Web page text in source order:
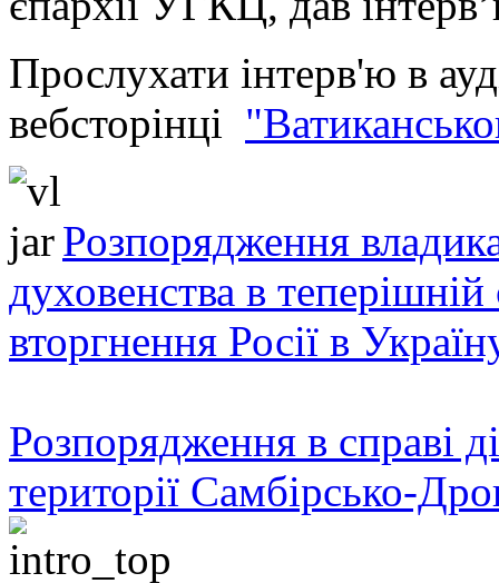
Прослухати інтерв'ю в
вебсторінці
Розпорядження
духовенства в теперішній
вторгнення Росії в
Розпорядження в справі
території Самбірсько-